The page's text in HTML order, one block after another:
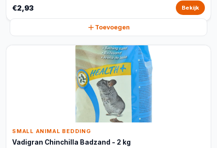
€2,93 Bekijk
Toevoegen
SMALL ANIMAL BEDDING
Vadigran Chinchilla Badzand - 2 kg